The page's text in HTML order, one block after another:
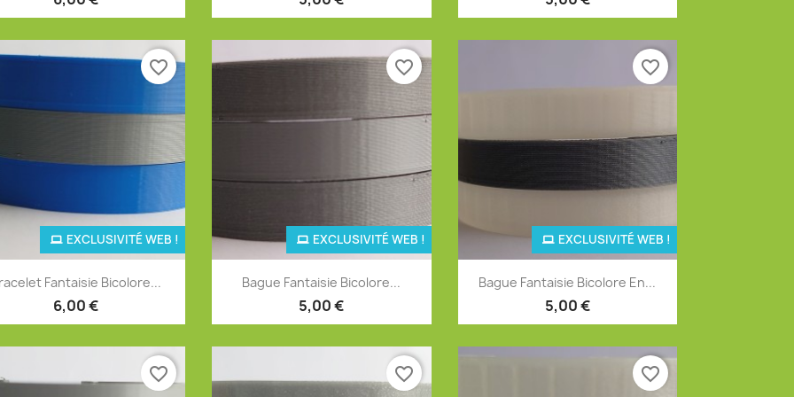
Aperçu rapide
Fantaisie Bicolore...
6,00 €
EXCLUSIVITÉ WEB !
favorite_border
 Aperçu rapide
Bague Fantaisie Bicolore...
5,00 €
EXCLUSIVITÉ WEB !
favorite_border
Aperçu rapide
Bague Fantaisie Bicolore En...
5,00 €
EXCLUSIVITÉ WEB !
favorite_border
favorite_border favorite_border favorite_border